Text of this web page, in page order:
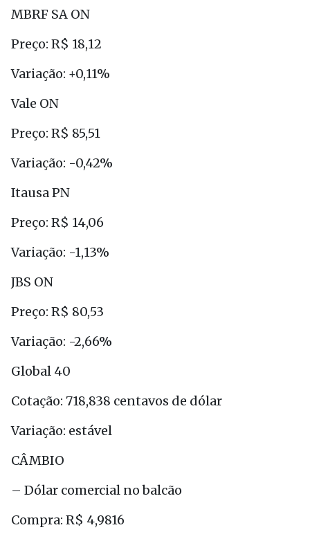
MBRF SA ON
Preço: R$ 18,12
Variação: +0,11%
Vale ON
Preço: R$ 85,51
Variação: -0,42%
Itausa PN
Preço: R$ 14,06
Variação: -1,13%
JBS ON
Preço: R$ 80,53
Variação: -2,66%
Global 40
Cotação: 718,838 centavos de dólar
Variação: estável
CÂMBIO
– Dólar comercial no balcão
Compra: R$ 4,9816